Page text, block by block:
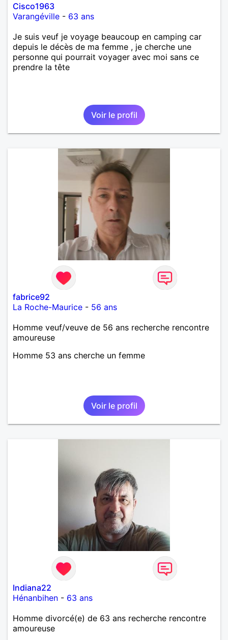
Cisco1963
Varangéville - 63 ans
Je suis veuf je voyage beaucoup en camping car
depuis le décès de ma femme , je cherche une
personne qui pourrait voyager avec moi sans ce
prendre la tête
Voir le profil
fabrice92
La Roche-Maurice - 56 ans
Homme veuf/veuve de 56 ans recherche rencontre
amoureuse
Homme 53 ans cherche un femme
Voir le profil
Indiana22
Hénanbihen - 63 ans
Homme divorcé(e) de 63 ans recherche rencontre
amoureuse